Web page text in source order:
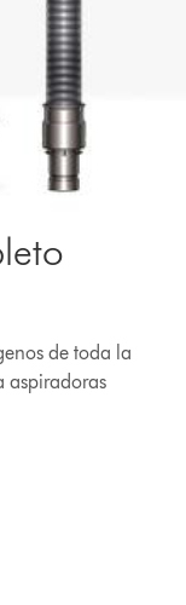
de toda la
aspiradoras